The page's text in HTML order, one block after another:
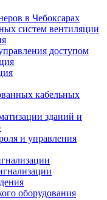
в Чебоксарах
систем вентиляции
доступом
кабельных
зданий и
и управления
оборудования